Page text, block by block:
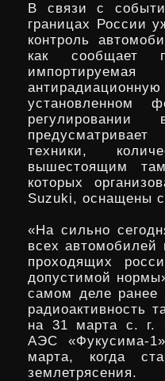
В связи с
границах России
контроль
как сообщает
установленном
техники,
вышестоящим
которых
Suzuki, оснащены
«На сильно
всех
проходящих
допустимой
самом деле ранее
радиоактивность
на 31 марта с. г.
АЭС «Фукусима-
марта, когда
землетрясения.